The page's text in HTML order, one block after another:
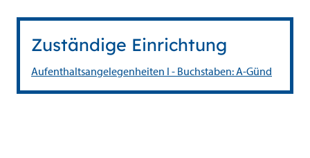
Zuständige Einrichtung
Aufenthaltsangelegenheiten I - Buchstaben: A-Günd